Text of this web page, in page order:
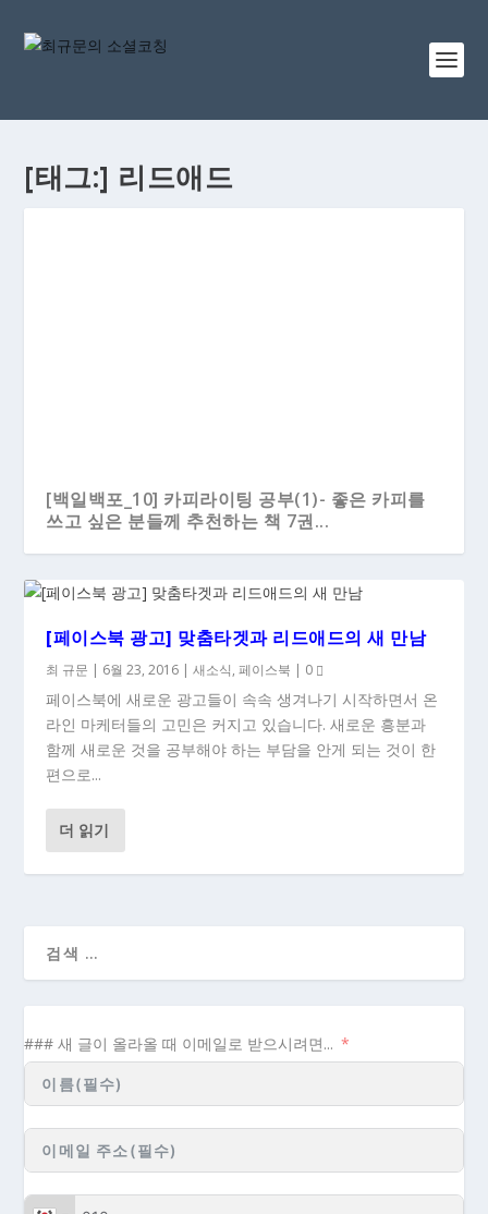
[태그:] 리드애드
[백일백포_10] 카피라이팅 공부(1)- 좋은 카피를
쓰고 싶은 분들께 추천하는 책 7권...
[페이스북 광고] 맞춤타겟과 리드애드의 새 만남
최 규문 | 6월 23, 2016 |새소식,페이스북 | 0
페이스북에 새로운 광고들이 속속 생겨나기 시작하면서 온
라인 마케터들의 고민은 커지고 있습니다. 새로운 흥분과
함께 새로운 것을 공부해야 하는 부담을 안게 되는 것이 한
편으로...
더 읽기
### 새 글이 올라올 때 이메일로 받으시려면...